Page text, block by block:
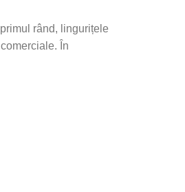
rând, lingurițele
În